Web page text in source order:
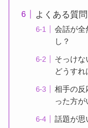
よくある質問
会話が
し？
そっけな
どうすれ
相手の反
った方が
話題が